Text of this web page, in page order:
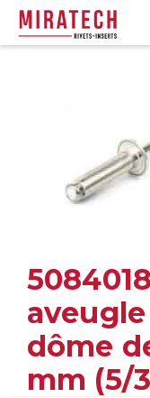
dôme
mm (5/